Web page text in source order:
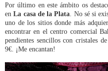
Por último en este ámbito os
enLa casa de la Plata . No sé si
uno de los sitios donde más
encontrar en el centro comercial
pendientes sencillos con cristales
9€. ¡Me encantan!